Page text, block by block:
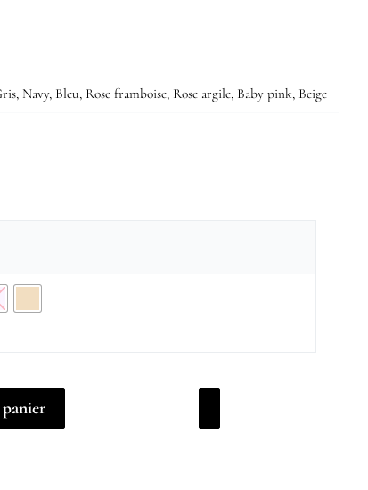
Navy, Bleu, Rose framboise, Rose argile, Baby pink, Beige